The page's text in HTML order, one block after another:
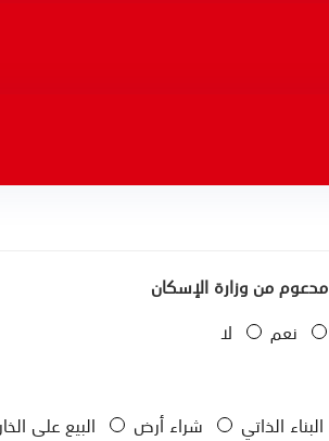
مدعوم من وزارة الإسكان